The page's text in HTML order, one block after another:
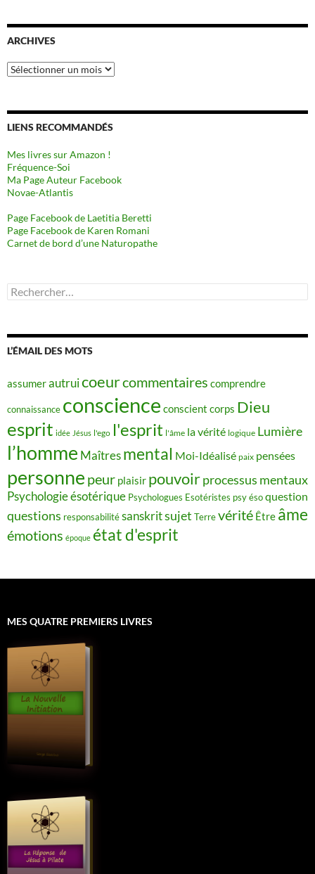
ARCHIVES
Archives
LIENS RECOMMANDÉS
Mes livres sur Amazon !
Fréquence-Soi
Ma Page Auteur Facebook
Novae-Atlantis
Page Facebook de Laetitia Beretti
Page Facebook de Karen Romani
Carnet de bord d’une Naturopathe
Rechercher :
L’ÉMAIL DES MOTS
assumerautruicoeurcommentaires comprendre
connaissance conscience conscient corps Dieu
esprit idée Jésus l'ego l'esprit l'âme la vérité logique Lumière
l’homme Maîtres mental Moi-Idéalisé paix pensées
personne peur plaisir pouvoirprocessus mentaux
Psychologie ésotérique Psychologues Esotéristes psy ésoquestion
questions responsabilitésanskritsujet Terrevérité Être âme
émotions époque état d'esprit
MES QUATRE PREMIERS LIVRES